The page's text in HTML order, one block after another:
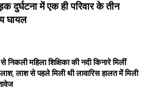
में एक ही परिवार के तीन
घायल
निकली महिला शिक्षिका की नदी किनारे मिलीं
लाश से पहले मिली थी लावारिस हालत में मिली